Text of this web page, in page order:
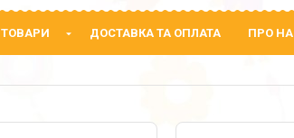
ТОВАРИ ДОСТАВКА ТА ОПЛАТА ПРО